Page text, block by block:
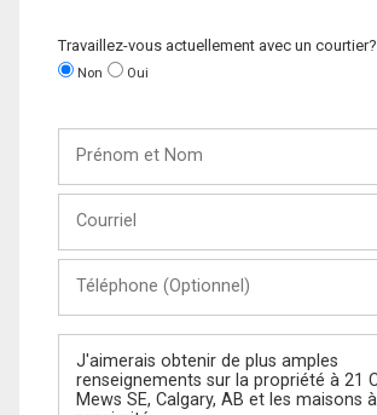
Travaillez-vous actuellement avec un courtier?
Non Oui
Nom
(Optionnel)
Message